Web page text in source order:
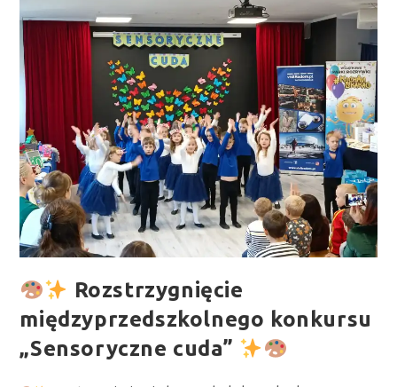
Rozstrzygnięcie
międzyprzedszkolnego konkursu
„Sensoryczne cuda”